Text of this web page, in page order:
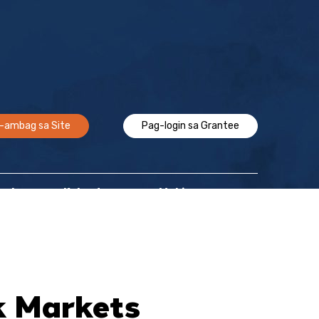
ambag sa Site Pag-login sa Grantee
Kalendaryo Makipag-ugnayan
Markets